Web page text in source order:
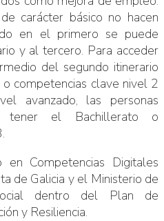
carácter básico no hacen
en el primero se puede
y al tercero. Para acceder
del segundo itinerario
competencias clave nivel 2
avanzado, las personas
tener el Bachillerato o
Competencias Digitales
de Galicia y el Ministerio de
dentro del Plan de
y Resiliencia.